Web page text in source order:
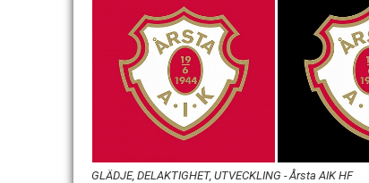
GLÄDJE, DELAKTIGHET, UTVECKLING - Årsta AIK HF